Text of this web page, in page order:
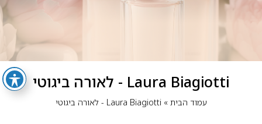
Laura Biagiotti - לאורה ביגוטי
עמוד הבית» Laura Biagiotti - לאורה ביגוטי